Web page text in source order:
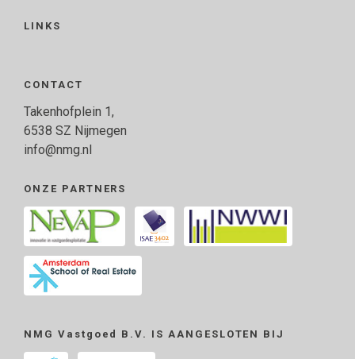
LINKS
CONTACT
Takenhofplein 1,
6538 SZ Nijmegen
info@nmg.nl
ONZE PARTNERS
NMG Vastgoed B.V. IS AANGESLOTEN BIJ